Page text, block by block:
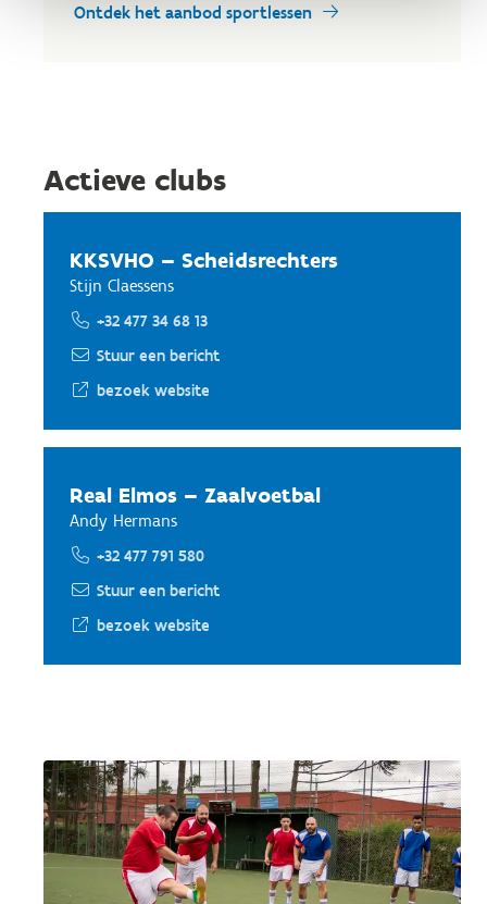
Ontdek het aanbod sportlessen
Actieve clubs
KKSVHO – Scheidsrechters
Stijn Claessens
+32 477 34 68 13
Stuur een bericht
bezoek website
Real Elmos – Zaalvoetbal
Andy Hermans
+32 477 791 580
Stuur een bericht
bezoek website